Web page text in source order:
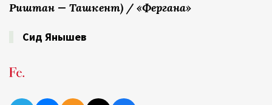
Риштан — Ташкент) / «Фергана»
Сид Янышев